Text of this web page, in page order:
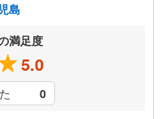
島
満足度
5.0
0